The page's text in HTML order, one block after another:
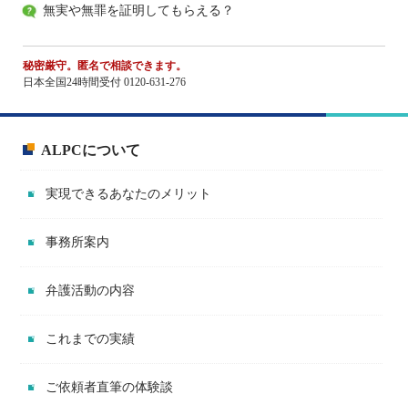
無実や無罪を証明してもらえる？
秘密厳守。匿名で相談できます。
日本全国24時間受付 0120-631-276
ALPCについて
実現できるあなたのメリット
事務所案内
弁護活動の内容
これまでの実績
ご依頼者直筆の体験談